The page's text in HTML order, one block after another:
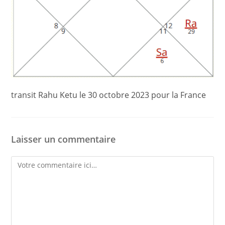
transit Rahu Ketu le 30 octobre 2023 pour la France
Laisser un commentaire
Comment